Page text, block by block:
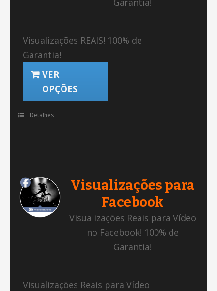
Garantia!
Visualizações REAIS! 100% de
Garantia!
VER
OPÇÕES
Detalhes
Visualizações para
Facebook
Visualizações Reais para Vídeo
no Facebook! 100% de
Garantia!
Visualizações Reais para Vídeo